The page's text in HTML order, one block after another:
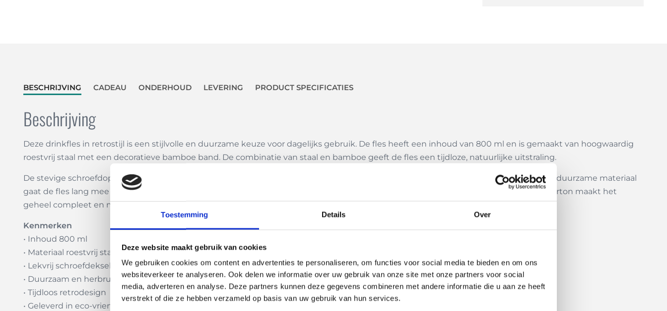
Toestemming Details Over
Deze website maakt gebruik van cookies
We gebruiken cookies om content en advertenties te personaliseren, om functies voor social media te bieden en om ons
websiteverkeer te analyseren. Ook delen we informatie over uw gebruik van onze site met onze partners voor social
media, adverteren en analyse. Deze partners kunnen deze gegevens combineren met andere informatie die u aan ze heeft
verstrekt of die ze hebben verzameld op basis van uw gebruik van hun services.
BESCHRIJVING CADEAU ONDERHOUD LEVERING PRODUCT SPECIFICATIES
Beschrijving
Deze drinkfles in retrostijl is een stijlvolle en duurzame keuze voor dagelijks gebruik. De fles heeft een inhoud van 800 ml en is gemaakt van hoogwaardig
roestvrij staal met een decoratieve bamboe band. De combinatie van staal en bamboe geeft de fles een tijdloze, natuurlijke uitstraling.
De stevige schroefdop sluit goed af, waardoor de fles lekvrij is en ideaal voor onderweg, op het werk of tijdens het sporten. Dankzij het duurzame materiaal
gaat de fles lang mee en helpt ze het gebruik van wegwerpflessen te verminderen. De verpakking in een eco-design doos van kraftkarton maakt het
geheel compleet en milieubewust afgewerkt.
Kenmerken
• Inhoud 800 ml
• Materiaal roestvrij staal en bamboe
• Lekvrij schroefdeksel met bamboe detail
• Duurzaam en herbruikbaar
• Tijdloos retrodesign
• Geleverd in eco-vriendelijke kraftverpakking